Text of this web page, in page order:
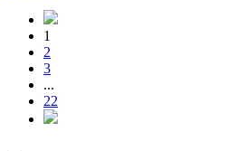
1
2
3
...
22